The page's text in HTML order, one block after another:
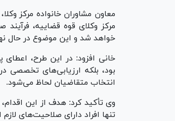
معاون مشاوران خانواده مرکز
مرکز وکلای قوه قضاییه،
خواهد شد و این موضوع در حال
خانی افزود: در این طرح،
بود، بلکه ارزیابی‌های تخصصی
انتخاب متقاضیان لحاظ می‌شود.
وی تأکید کرد: هدف از این
تنها افراد دارای صلاحیت‌های